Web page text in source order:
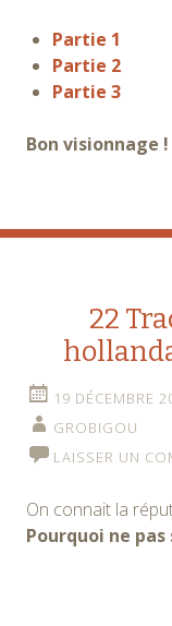
Partie 1
Partie 2
Partie 3
Bon visionnage !
22
19 DÉCEMBRE
GROBIGOU
LAISSER UN
On connait la
Pourquoi ne